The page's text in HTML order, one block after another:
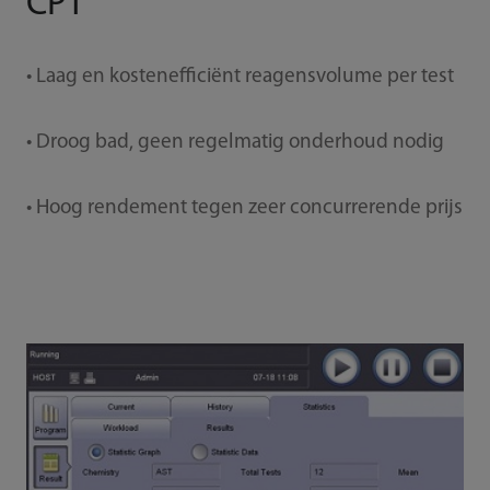
• Laag en kostenefficiënt reagensvolume per test
• Droog bad, geen regelmatig onderhoud nodig
• Hoog rendement tegen zeer concurrerende prijs